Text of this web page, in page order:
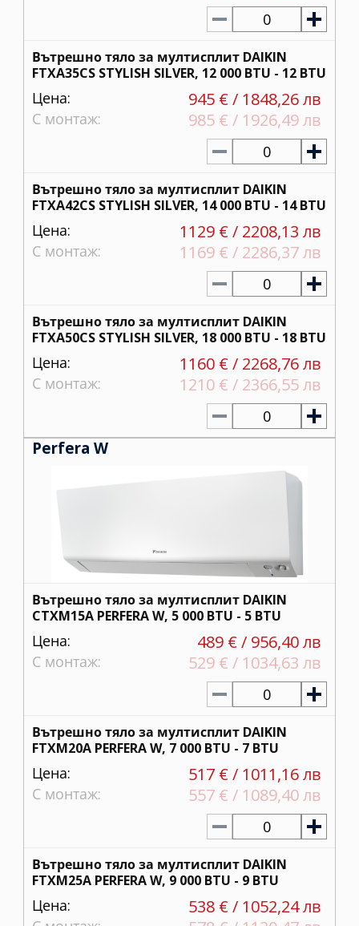
0
Вътрешно тяло за мултисплит DAIKIN
FTXA35CS STYLISH SILVER, 12 000 BTU - 12 BTU
Цена: 945 € / 1848,26 лв
С монтаж: 985 € / 1926,49 лв
0
Вътрешно тяло за мултисплит DAIKIN
FTXA42CS STYLISH SILVER, 14 000 BTU - 14 BTU
Цена: 1129 € / 2208,13 лв
С монтаж: 1169 € / 2286,37 лв
0
Вътрешно тяло за мултисплит DAIKIN
FTXA50CS STYLISH SILVER, 18 000 BTU - 18 BTU
Цена: 1160 € / 2268,76 лв
С монтаж: 1210 € / 2366,55 лв
0
Perfera W
Вътрешно тяло за мултисплит DAIKIN
CTXM15A PERFERA W, 5 000 BTU - 5 BTU
Цена: 489 € / 956,40 лв
С монтаж: 529 € / 1034,63 лв
0
Вътрешно тяло за мултисплит DAIKIN
FTXM20A PERFERA W, 7 000 BTU - 7 BTU
Цена: 517 € / 1011,16 лв
С монтаж: 557 € / 1089,40 лв
0
Вътрешно тяло за мултисплит DAIKIN
FTXM25A PERFERA W, 9 000 BTU - 9 BTU
Цена: 538 € / 1052,24 лв